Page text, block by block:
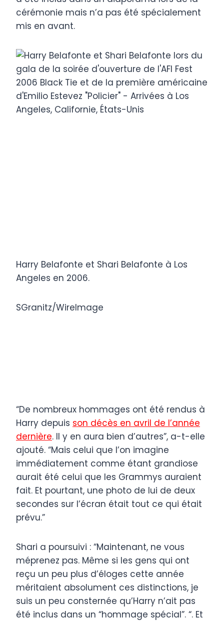
cérémonie mais n’a pas été spécialement
mis en avant.
Harry Belafonte et Shari Belafonte à Los
Angeles en 2006.
SGranitz/WireImage
“De nombreux hommages ont été rendus à
Harry depuis son décès en avril de l’année
dernière. Il y en aura bien d’autres”, a-t-elle
ajouté. “Mais celui que l’on imagine
immédiatement comme étant grandiose
aurait été celui que les Grammys auraient
fait. Et pourtant, une photo de lui de deux
secondes sur l’écran était tout ce qui était
prévu.”
Shari a poursuivi : “Maintenant, ne vous
méprenez pas. Même si les gens qui ont
reçu un peu plus d’éloges cette année
méritaient absolument ces distinctions, je
suis un peu consternée qu’Harry n’ait pas
été inclus dans un “hommage spécial”. “. Et